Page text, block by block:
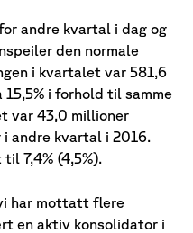
andre kvartal i dag og
den normale
i kvartalet var 581,6
15,5% i forhold til samme
var 43,0 millioner
i andre kvartal i 2016.
7,4% (4,5%).
har mottatt flere
en aktiv konsolidator i